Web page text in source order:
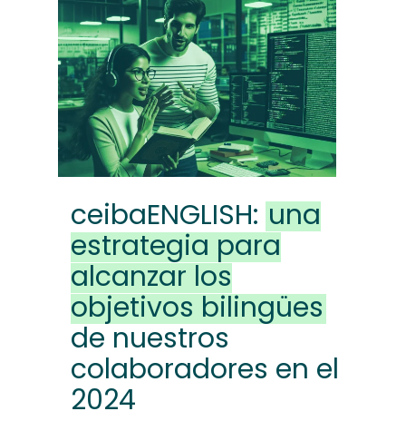
ceibaENGLISH: una
estrategia para
alcanzar los
objetivos bilingües
de nuestros
colaboradores en el
2024